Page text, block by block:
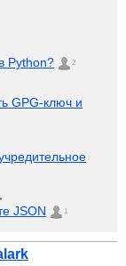
Python? 2
GPG-ключ и
JSON 1